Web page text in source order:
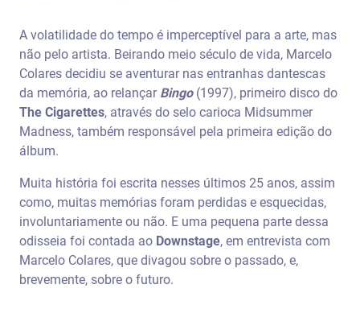
A volatilidade do tempo é imperceptível para a arte, mas
não pelo artista. Beirando meio século de vida, Marcelo
Colares decidiu se aventurar nas entranhas dantescas
da memória, ao relançar Bingo (1997), primeiro disco do
The Cigarettes, através do selo carioca Midsummer
Madness, também responsável pela primeira edição do
álbum.
Muita história foi escrita nesses últimos 25 anos, assim
como, muitas memórias foram perdidas e esquecidas,
involuntariamente ou não. E uma pequena parte dessa
odisseia foi contada ao Downstage, em entrevista com
Marcelo Colares, que divagou sobre o passado, e,
brevemente, sobre o futuro.